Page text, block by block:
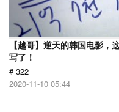
【越哥】逆天的韩国电影，
写了！
# 322
2020-11-10 05:44